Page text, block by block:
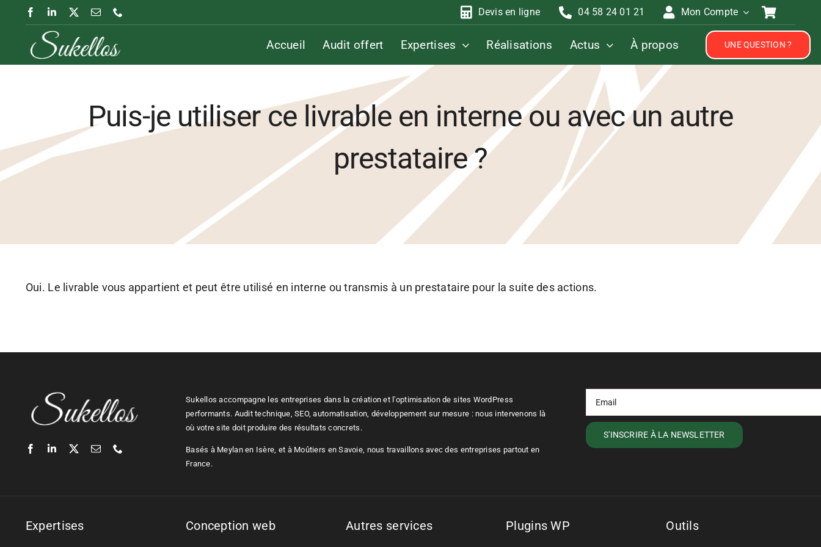
Passer
contenu
Devis en ligne 04 58 24 01 21 Mon Compte
Accueil Audit offert Expertises Réalisations Actus À propos UNE QUESTION ?
Puis-je utiliser ce livrable en interne ou avec un autre
prestataire ?
Oui. Le livrable vous appartient et peut être utilisé en interne ou transmis à un prestataire pour la suite des actions.
Sukellos accompagne les entreprises dans la création et l'optimisation de sites WordPress
performants. Audit technique, SEO, automatisation, développement sur mesure : nous intervenons là
où votre site doit produire des résultats concrets.
Basés à Meylan en Isère, et à Moûtiers en Savoie, nous travaillons avec des entreprises partout en
France.
Expertises Conception web Autres services Plugins WP Outils